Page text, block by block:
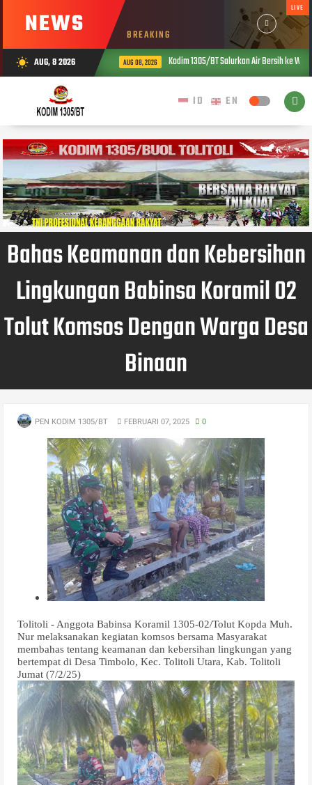
NEWS BREAKING
LIVE
wb_sunny AUG, 8 2026 AUG 08, 2026 Kodim 1305/BT Salurkan Air Bersih ke
Bahas Keamanan dan Kebersihan
Lingkungan Babinsa Koramil 02
Tolut Komsos Dengan Warga Desa
Binaan
PEN KODIM 1305/BT FEBRUARI 07, 2025 0
Tolitoli - Anggota Babinsa Koramil 1305-02/Tolut Kopda Muh.
Nur melaksanakan kegiatan komsos bersama Masyarakat
membahas tentang keamanan dan kebersihan lingkungan yang
bertempat di Desa Timbolo, Kec. Tolitoli Utara, Kab. Tolitoli
Jumat (7/2/25)